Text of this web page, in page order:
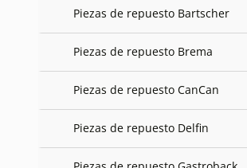
Piezas de repuesto Bartscher
Piezas de repuesto Brema
Piezas de repuesto CanCan
Piezas de repuesto Delfin